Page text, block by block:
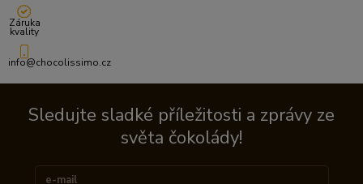
Záruka
kvality
info@chocolissimo.cz
Sledujte sladké příležitosti a zprávy ze
světa čokolády!